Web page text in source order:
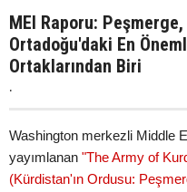
MEI Raporu:
Ortadoğu'daki En
Ortaklarından Biri
.
Washington merkezli Middle
yayımlanan "The Army of
(Kürdistan'ın Ordusu: